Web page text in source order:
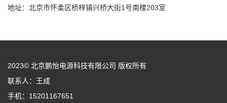
地址：北京市怀柔区桥梓镇兴桥大街1号南楼203室
2023© 北京鹏怡电源科技有限公司 版权所有
联系人：王成
手机：15201167651